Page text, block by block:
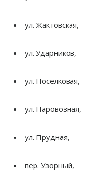
ул. Жактовская,
ул. Ударников,
ул. Поселковая,
ул. Паровозная,
ул. Прудная,
пер. Узорный,